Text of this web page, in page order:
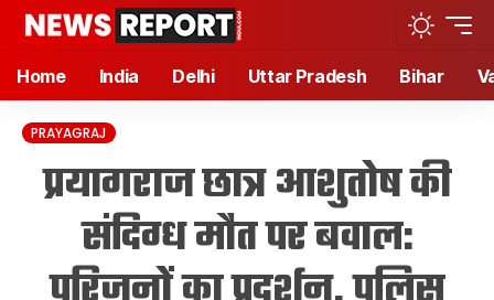
Home India Delhi Uttar Pradesh Bihar
PRAYAGRAJ
प्रयागराज छात्र आशुतोष की
संदिग्ध मौत पर बवाल: